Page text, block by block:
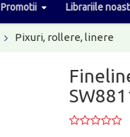
Promotii Librariile
Pixuri, rollere, linere